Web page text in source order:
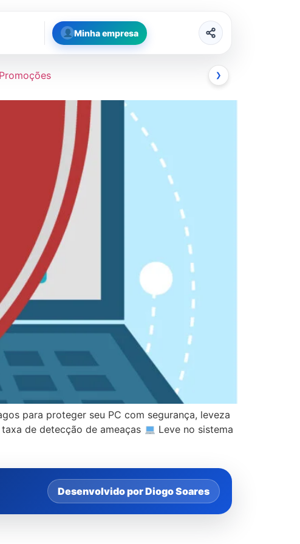
Minha empresa
❯
para proteger seu PC com segurança, leveza
de detecção de ameaças
Leve no sistema
Desenvolvido por Diogo Soares